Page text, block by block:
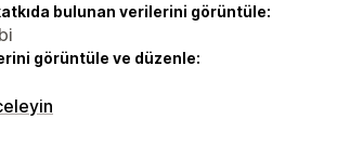
bulunan verilerini görüntüle:
görüntüle ve düzenle: